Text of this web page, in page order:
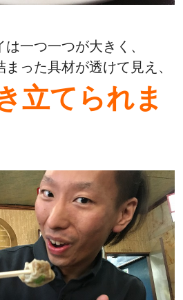
一つ一つが大きく、
った具材が透けて見え、
立てられま